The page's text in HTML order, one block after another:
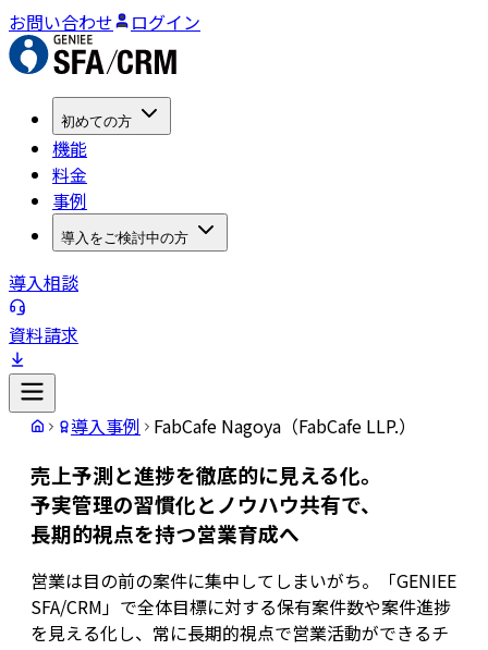
お問い合わせ ログイン
初めての方
機能
料金
事例
導入をご検討中の方
導入相談
資料請求
導入事例 FabCafe Nagoya（FabCafe LLP.）
売上予測と進捗を徹底的に見える化。
予実管理の習慣化とノウハウ共有で、
長期的視点を持つ営業育成へ
営業は目の前の案件に集中してしまいがち。「GENIEE
SFA/CRM」で全体目標に対する保有案件数や案件進捗
を見える化し、常に長期的視点で営業活動ができるチ